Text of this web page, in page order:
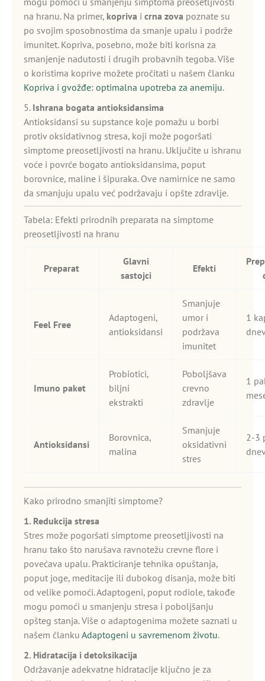
na hranu. Na primer, kopriva i crna zova poznate su
po svojim sposobnostima da smanje upalu i podrže
imunitet. Kopriva, posebno, može biti korisna za
smanjenje nadutosti i drugih probavnih tegoba. Više
o koristima koprive možete pročitati u našem članku
Kopriva i gvožđe: optimalna upotreba za anemiju.
5. Ishrana bogata antioksidansima
Antioksidansi su supstance koje pomažu u borbi
protiv oksidativnog stresa, koji može pogoršati
simptome preosetljivosti na hranu. Uključite u ishranu
voće i povrće bogato antioksidansima, poput
borovnice, maline i šipuraka. Ove namirnice ne samo
da smanjuju upalu već podržavaju i opšte zdravlje.
Tabela: Efekti prirodnih preparata na simptome
preosetljivosti na hranu
Preparat
Glavni
sastojci
Efekti
Feel Free
Adaptogeni,
antioksidansi
Smanjuje
umor i
podržava
imunitet
1
Imuno paket
Probiotici,
biljni
ekstrakti
Poboljšava
crevno
zdravlje
1
Antioksidansi
Borovnica,
malina
Smanjuje
oksidativni
stres
2-3
Kako prirodno smanjiti simptome?
1. Redukcija stresa
Stres može pogoršati simptome preosetljivosti na
hranu tako što narušava ravnotežu crevne flore i
povećava upalu. Prakticiranje tehnika opuštanja,
poput joge, meditacije ili dubokog disanja, može biti
od velike pomoći. Adaptogeni, poput rodiole, takođe
mogu pomoći u smanjenju stresa i poboljšanju
opšteg stanja. Više o adaptogenima možete saznati u
našem članku Adaptogeni u savremenom životu.
2. Hidratacija i detoksikacija
Održavanje adekvatne hidratacije ključno je za